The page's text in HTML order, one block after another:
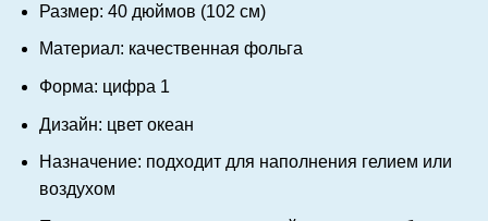
Размер: 40 дюймов (102 см)
Материал: качественная фольга
Форма: цифра 1
Дизайн: цвет океан
Назначение: подходит для наполнения гелием или
воздухом